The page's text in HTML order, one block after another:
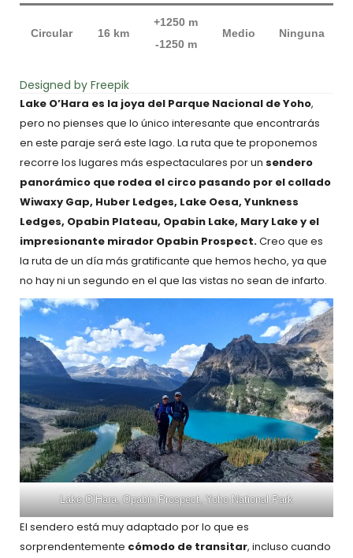
Circular 16 km
+1250 m
-1250 m
Medio Ninguna
Designed by Freepik
Lake O’Hara es la joya del Parque Nacional de Yoho,
pero no pienses que lo único interesante que encontrarás
en este paraje será este lago. La ruta que te proponemos
recorre los lugares más espectaculares por un sendero
panorámico que rodea el circo pasando por el collado
Wiwaxy Gap, Huber Ledges, Lake Oesa, Yunkness
Ledges, Opabin Plateau, Opabin Lake, Mary Lake y el
impresionante mirador Opabin Prospect.Creo que es
la ruta de un día más gratificante que hemos hecho, ya que
no hay ni un segundo en el que las vistas no sean de infarto.
Lake O’Hara, Opabin Prospect, Yoho National Park
El sendero está muy adaptado por lo que es
sorprendentemente cómodo de transitar, incluso cuando